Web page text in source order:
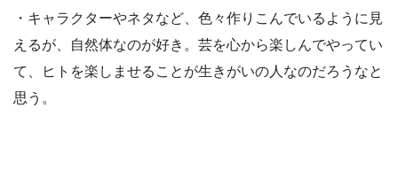
・キャラクターやネタなど、色々作りこんでいるように見
えるが、自然体なのが好き。芸を心から楽しんでやってい
て、ヒトを楽しませることが生きがいの人なのだろうなと
思う。